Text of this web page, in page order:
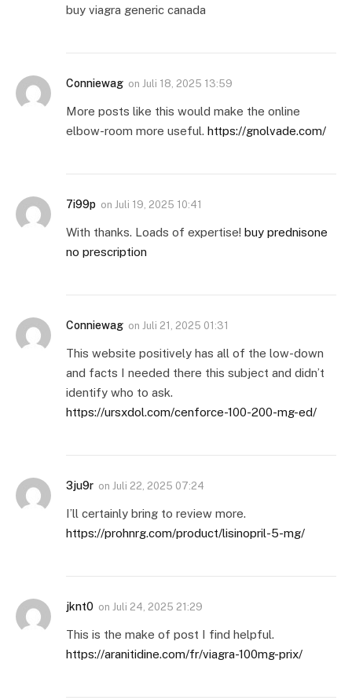
buy viagra generic canada
Conniewag on Juli 18, 2025 13:59
More posts like this would make the online
elbow-room more useful. https://gnolvade.com/
7i99p on Juli 19, 2025 10:41
With thanks. Loads of expertise! buy prednisone
no prescription
Conniewag on Juli 21, 2025 01:31
This website positively has all of the low-down
and facts I needed there this subject and didn’t
identify who to ask.
https://ursxdol.com/cenforce-100-200-mg-ed/
3ju9r on Juli 22, 2025 07:24
I’ll certainly bring to review more.
https://prohnrg.com/product/lisinopril-5-mg/
jknt0 on Juli 24, 2025 21:29
This is the make of post I find helpful.
https://aranitidine.com/fr/viagra-100mg-prix/